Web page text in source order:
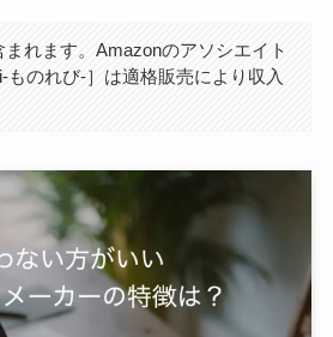
れます。Amazonのアソシエイト
ものれび-］は適格販売により収入